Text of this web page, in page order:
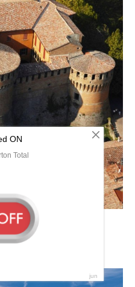
Эмилия-Романья